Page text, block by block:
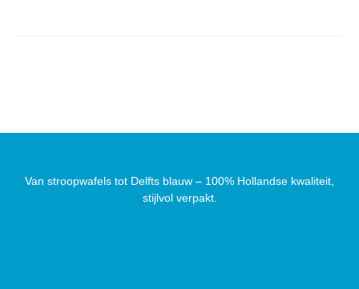
Van stroopwafels tot Delfts blauw – 100% Hollandse kwaliteit,
stijlvol verpakt.